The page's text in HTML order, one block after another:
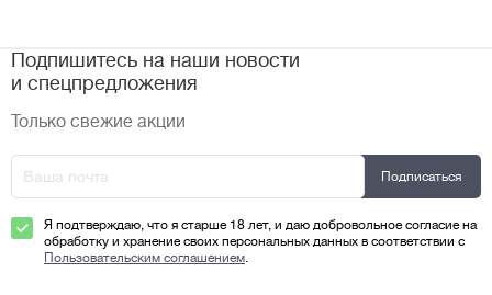
Подпишитесь на наши новости
и спецпредложения
Только свежие акции
Я подтверждаю, что я старше 18 лет, и даю добровольное согласие на
обработку и хранение своих персональных данных в соответствии с
Пользовательским соглашением.